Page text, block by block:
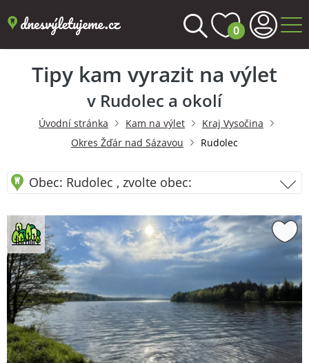
0
Tipy kam vyrazit na výlet
v Rudolec a okolí
Úvodní stránka Kam na výlet
Kraj Vysočina
Okres Žďár nad Sázavou
Rudolec
Obec: Rudolec , zvolte obec: